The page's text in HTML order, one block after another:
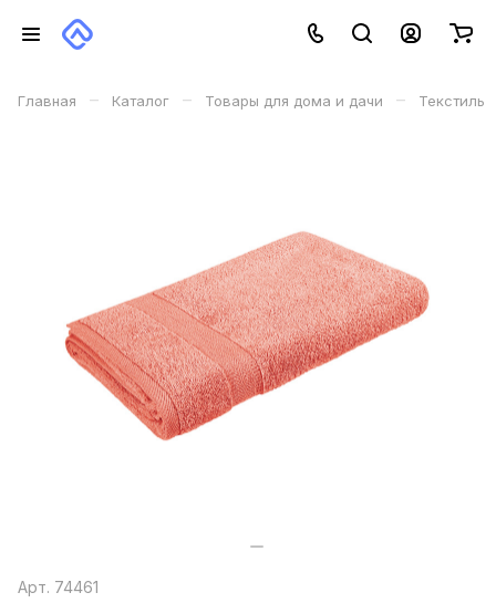
Главная – Каталог – Товары для дома и дачи – Текстиль
Арт. 74461